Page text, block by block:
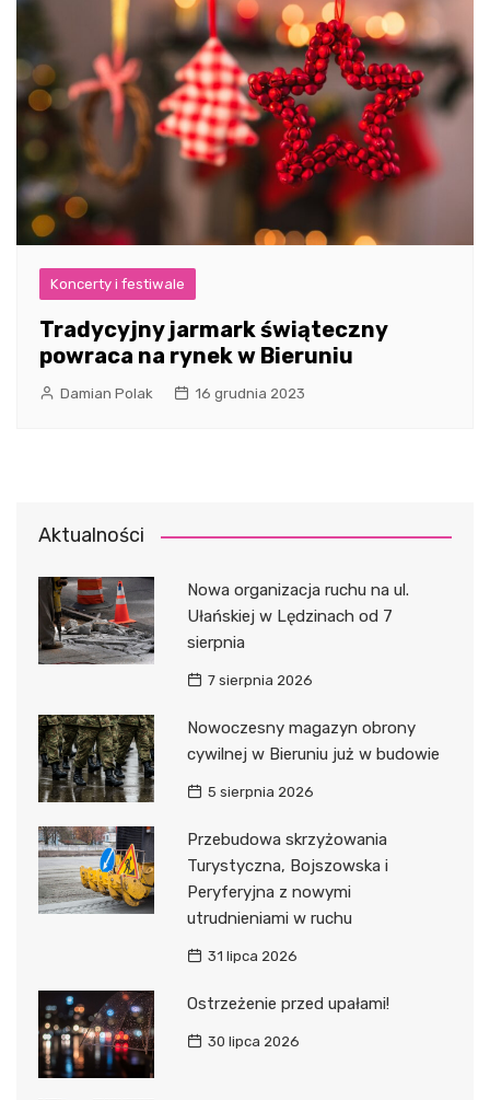
Koncerty i festiwale
Tradycyjny jarmark świąteczny
powraca na rynek w Bieruniu
Damian Polak 16 grudnia 2023
Aktualności
Nowa organizacja ruchu na ul.
Ułańskiej w Lędzinach od 7
sierpnia
7 sierpnia 2026
Nowoczesny magazyn obrony
cywilnej w Bieruniu już w budowie
5 sierpnia 2026
Przebudowa skrzyżowania
Turystyczna, Bojszowska i
Peryferyjna z nowymi
utrudnieniami w ruchu
31 lipca 2026
Ostrzeżenie przed upałami!
30 lipca 2026